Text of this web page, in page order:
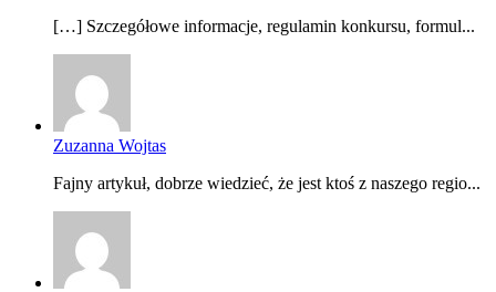
[…] Szczegółowe informacje, regulamin konkursu, formul...
Zuzanna Wojtas
Fajny artykuł, dobrze wiedzieć, że jest ktoś z naszego regio...